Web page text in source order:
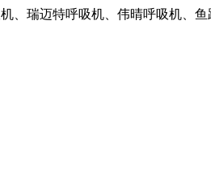
、瑞迈特呼吸机、伟晴呼吸机、